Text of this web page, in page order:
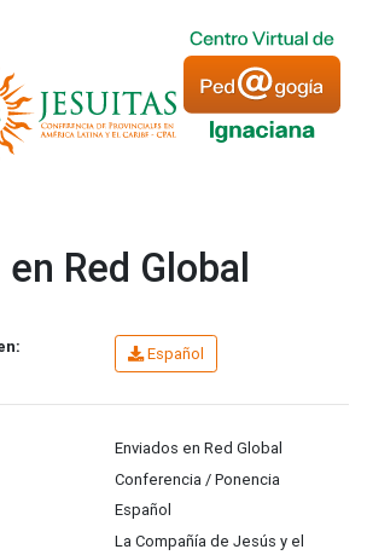
Red Global
Español
Enviados en Red Global
Conferencia / Ponencia
Español
La Compañía de Jesús y el